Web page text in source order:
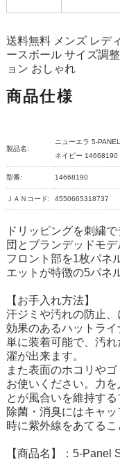
送料無料 メンズ レデ
ースボール サイズ調
ョン おしゃれ
商品仕様
製品名:
ニューエラ 5-
ネイビー 14668190
型番: 14668190
ＪＡＮコード: 4550665318737
ドリッピングを刺繍
団とブランデッドモデ
フロント部を1枚パネ
エットが特徴の5パネ
【お手入れ方法】
汗ジミや汚れの防止
効果のあるハットラ
単に装着可能で、汚
濯が出来ます。
また表面のホコリや
お使いください。力
とが風合いを維持する
除菌・消臭にはキャ
時に紫外線をあてるこ
【商品名】：5-Panel